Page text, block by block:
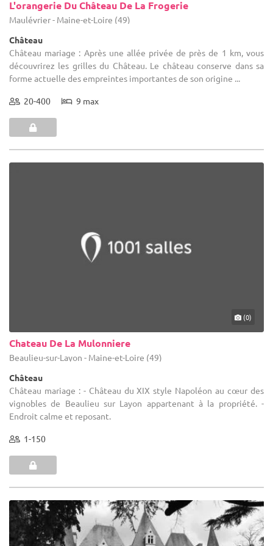
L'orangerie Du Château De La Frogerie
Maulévrier - Maine-et-Loire (49)
Château
Château mariage : Après une allée privée de près de 1 km, vous
découvrirez les grilles du Château. Le château conserve dans sa
forme actuelle des empreintes importantes de son origine ...
20-400 9 max
(0)
Chateau De La Mulonniere
Beaulieu-sur-Layon - Maine-et-Loire (49)
Château
Château mariage : - Château du XIX style Napoléon au cœur des
vignobles de Beaulieu sur Layon appartenant à la propriété. -
Endroit calme et reposant.
1-150